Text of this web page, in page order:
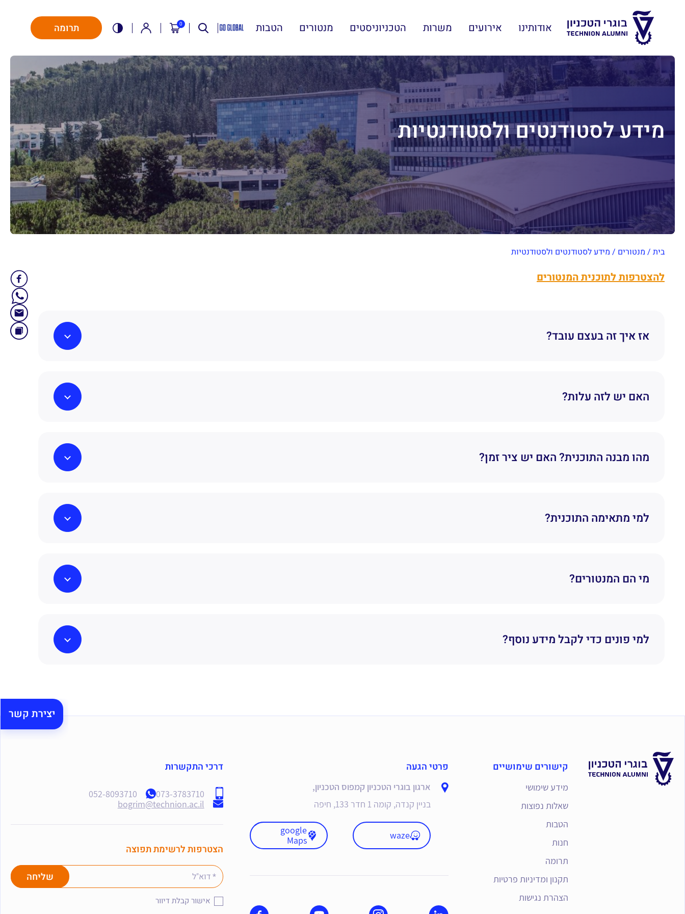
אודותינו אירועים משרות הטכניוניסטים מנטורים הטבות 0 תרומה
מידע לסטודנטים ולסטודנטיות
בית / מנטורים / מידע לסטודנטים ולסטודנטיות
להצטרפות לתוכנית המנטורים
אז איך זה בעצם עובד?
האם יש לזה עלות?
מהו מבנה התוכנית? האם יש ציר זמן?
למי מתאימה התוכנית?
מי הם המנטורים?
למי פונים כדי לקבל מידע נוסף?
יצירת קשר
קישורים שימושיים
מידע שימושי
שאלות נפוצות
הטבות
חנות
תרומה
תקנון ומדיניות פרטיות
הצהרת נגישות
פרטי הגעה
ארגון בוגרי הטכניון קמפוס הטכניון,
בניין קנדה, קומה 1 חדר 133, חיפה
waze
google
Maps
דרכי התקשרות
073-3783710
052-8093710
bogrim@technion.ac.il
הצטרפות לרשימת תפוצה
אישור קבלת דיוור